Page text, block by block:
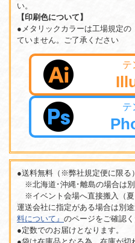
い。
【印刷色について】
●メタリックカラーは工場規定の
ていません。ご了承ください
テ
テ
●送料無料（※弊社規定便に限る）
※北海道･沖縄･離島の場合は
※イベント会場へ直接搬入（夏
運送会社に指定がある場合は別
料について』 のページをご確認く
●定数でのお届けとなります。